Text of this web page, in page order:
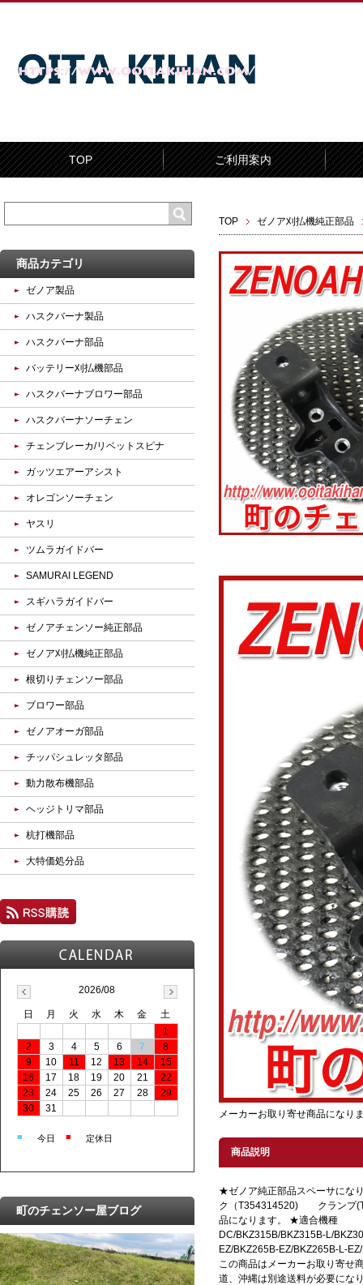
TOP ご利用案内
TOP ゼノア刈払機純正部品
メーカーお取り寄せ商品になり
商品説明
★ゼノア純正部品スペーサに
ク（T354314520) クランプ
品になります。 ★適合機種
DC/BKZ315B/BKZ315B-L/
EZ/BKZ265B-EZ/BKZ265B-L-
この商品はメーカーお取り寄せ
道、沖縄は別途送料が必要にな
商品カテゴリ
ゼノア製品
ハスクバーナ製品
ハスクバーナ部品
バッテリー刈払機部品
ハスクバーナブロワー部品
ハスクバーナソーチェン
チェンブレーカ/リベットスピナ
ガッツエアーアシスト
オレゴンソーチェン
ヤスリ
ツムラガイドバー
SAMURAI LEGEND
スギハラガイドバー
ゼノアチェンソー純正部品
ゼノア刈払機純正部品
根切りチェンソー部品
ブロワー部品
ゼノアオーガ部品
チッパシュレッタ部品
動力散布機部品
ヘッジトリマ部品
杭打機部品
大特価処分品
2026/08
日 月 火 水 木 金
土
1
2
3 4 5 6 7
8
9
10 11 12 13 14
15
16
17 18 19 20 21
22
23
24 25 26 27 28
29
30
31
■ 今日 ■ 定休日
町のチェンソー屋ブログ